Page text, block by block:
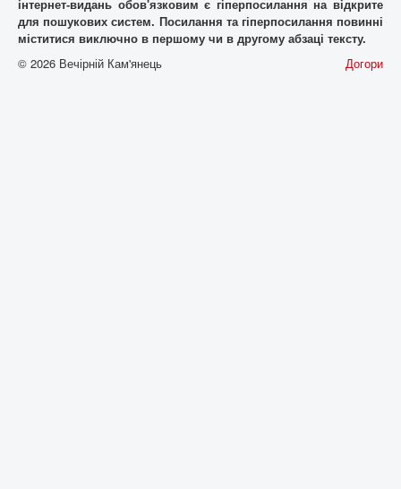
iнтернет-видань обов'язковим є гiперпосилання на відкрите
для пошукових систем. Посилання та гіперпосилання повинні
міститися виключно в першому чи в другому абзаці тексту.
Догори
© 2026 Вечірній Кам'янець